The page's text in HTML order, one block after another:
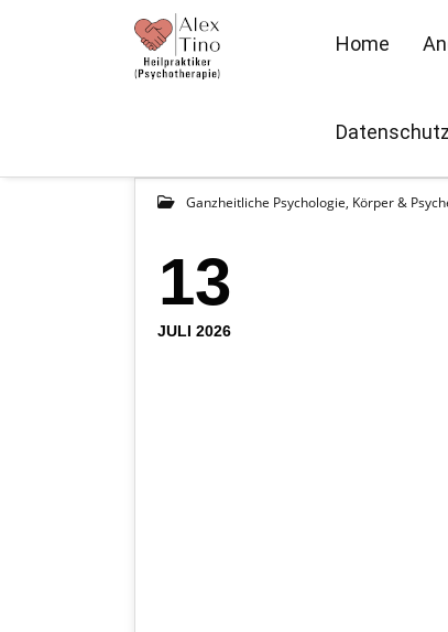
Home
Datenschutz
Ganzheitliche Psychologie, Körper &
13
JULI 2026